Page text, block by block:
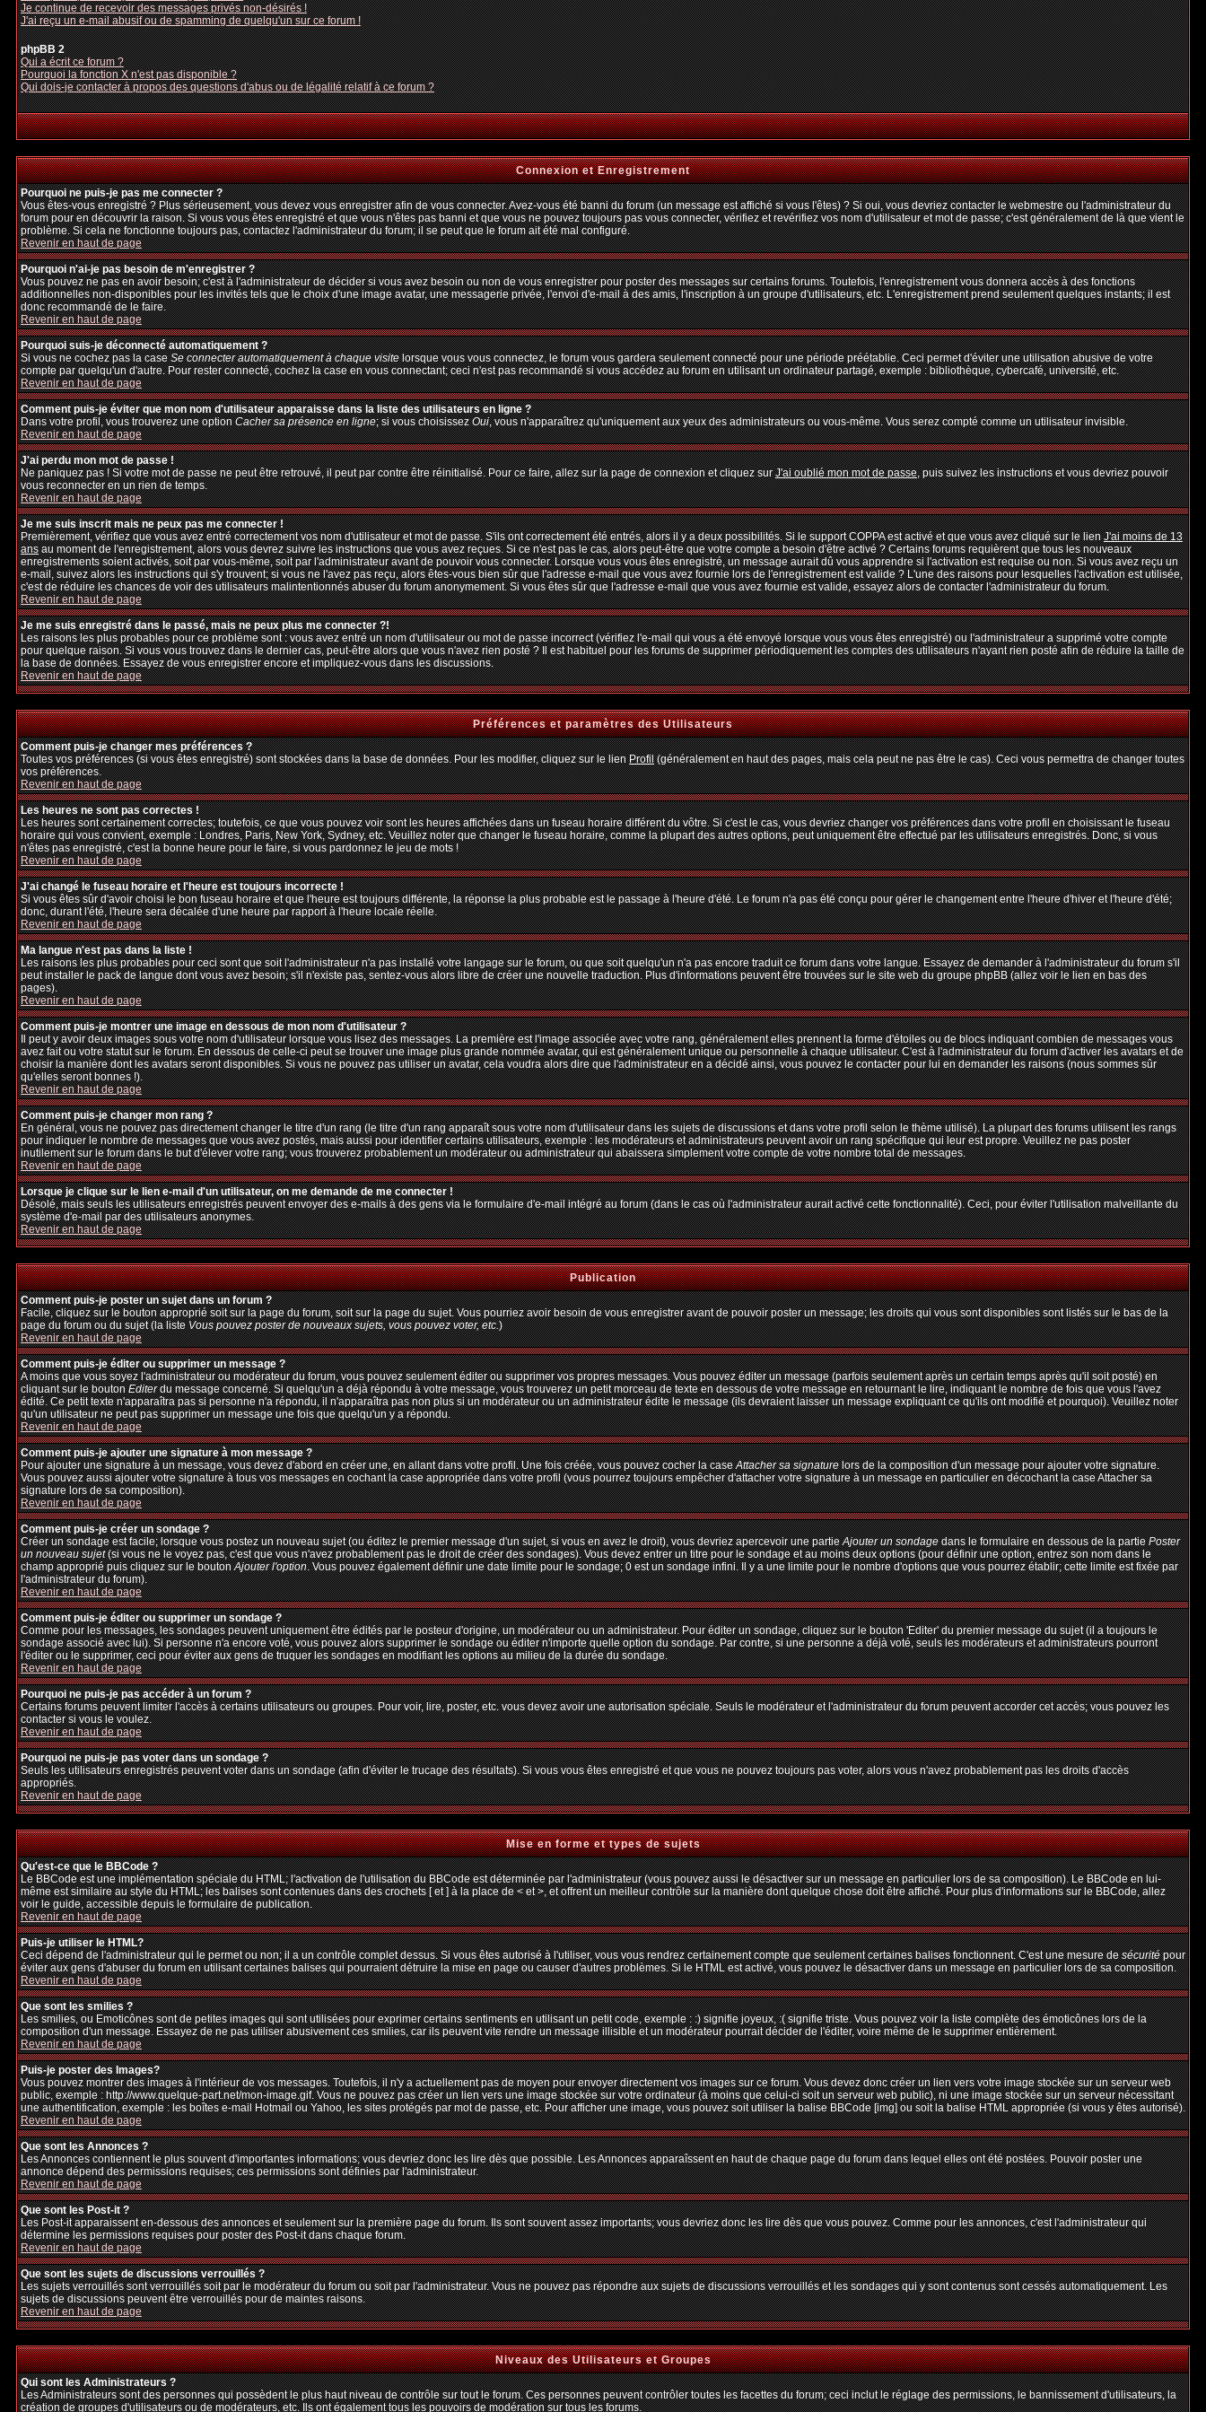
Je continue de recevoir des messages privés non-désirés !
J'ai reçu un e-mail abusif ou de spamming de quelqu'un sur ce forum !
phpBB 2
Qui a écrit ce forum ?
Pourquoi la fonction X n'est pas disponible ?
Qui dois-je contacter à propos des questions d'abus ou de légalité relatif à ce forum ?
Connexion et Enregistrement
Pourquoi ne puis-je pas me connecter ?
Vous êtes-vous enregistré ? Plus sérieusement, vous devez vous enregistrer afin de vous connecter. Avez-vous été banni du forum (un message est affiché si vous l'êtes) ? Si oui, vous devriez contacter le webmestre ou l'administrateur du
forum pour en découvrir la raison. Si vous vous êtes enregistré et que vous n'êtes pas banni et que vous ne pouvez toujours pas vous connecter, vérifiez et revérifiez vos nom d'utilisateur et mot de passe; c'est généralement de là que vient le
problème. Si cela ne fonctionne toujours pas, contactez l'administrateur du forum; il se peut que le forum ait été mal configuré.
Revenir en haut de page
Pourquoi n'ai-je pas besoin de m'enregistrer ?
Vous pouvez ne pas en avoir besoin; c'est à l'administrateur de décider si vous avez besoin ou non de vous enregistrer pour poster des messages sur certains forums. Toutefois, l'enregistrement vous donnera accès à des fonctions
additionnelles non-disponibles pour les invités tels que le choix d'une image avatar, une messagerie privée, l'envoi d'e-mail à des amis, l'inscription à un groupe d'utilisateurs, etc. L'enregistrement prend seulement quelques instants; il est
donc recommandé de le faire.
Revenir en haut de page
Pourquoi suis-je déconnecté automatiquement ?
Si vous ne cochez pas la caseSe connecter automatiquement à chaque visitelorsque vous vous connectez, le forum vous gardera seulement connecté pour une période préétablie. Ceci permet d'éviter une utilisation abusive de votre
compte par quelqu'un d'autre. Pour rester connecté, cochez la case en vous connectant; ceci n'est pas recommandé si vous accédez au forum en utilisant un ordinateur partagé, exemple : bibliothèque, cybercafé, université, etc.
Revenir en haut de page
Comment puis-je éviter que mon nom d'utilisateur apparaisse dans la liste des utilisateurs en ligne ?
Dans votre profil, vous trouverez une optionCacher sa présence en ligne; si vous choisissezOui, vous n'apparaîtrez qu'uniquement aux yeux des administrateurs ou vous-même. Vous serez compté comme un utilisateur invisible.
Revenir en haut de page
J'ai perdu mon mot de passe !
Ne paniquez pas ! Si votre mot de passe ne peut être retrouvé, il peut par contre être réinitialisé. Pour ce faire, allez sur la page de connexion et cliquez surJ'ai oublié mon mot de passe, puis suivez les instructions et vous devriez pouvoir
vous reconnecter en un rien de temps.
Revenir en haut de page
Je me suis inscrit mais ne peux pas me connecter !
Premièrement, vérifiez que vous avez entré correctement vos nom d'utilisateur et mot de passe. S'ils ont correctement été entrés, alors il y a deux possibilités. Si le support COPPA est activé et que vous avez cliqué sur le lienJ'ai moins de 13
ansau moment de l'enregistrement, alors vous devrez suivre les instructions que vous avez reçues. Si ce n'est pas le cas, alors peut-être que votre compte a besoin d'être activé ? Certains forums requièrent que tous les nouveaux
enregistrements soient activés, soit par vous-même, soit par l'administrateur avant de pouvoir vous connecter. Lorsque vous vous êtes enregistré, un message aurait dû vous apprendre si l'activation est requise ou non. Si vous avez reçu un
e-mail, suivez alors les instructions qui s'y trouvent; si vous ne l'avez pas reçu, alors êtes-vous bien sûr que l'adresse e-mail que vous avez fournie lors de l'enregistrement est valide ? L'une des raisons pour lesquelles l'activation est utilisée,
c'est de réduire les chances de voir des utilisateurs malintentionnés abuser du forum anonymement. Si vous êtes sûr que l'adresse e-mail que vous avez fournie est valide, essayez alors de contacter l'administrateur du forum.
Revenir en haut de page
Je me suis enregistré dans le passé, mais ne peux plus me connecter ?!
Les raisons les plus probables pour ce problème sont : vous avez entré un nom d'utilisateur ou mot de passe incorrect (vérifiez l'e-mail qui vous a été envoyé lorsque vous vous êtes enregistré) ou l'administrateur a supprimé votre compte
pour quelque raison. Si vous vous trouvez dans le dernier cas, peut-être alors que vous n'avez rien posté ? Il est habituel pour les forums de supprimer périodiquement les comptes des utilisateurs n'ayant rien posté afin de réduire la taille de
la base de données. Essayez de vous enregistrer encore et impliquez-vous dans les discussions.
Revenir en haut de page
Préférences et paramètres des Utilisateurs
Comment puis-je changer mes préférences ?
Toutes vos préférences (si vous êtes enregistré) sont stockées dans la base de données. Pour les modifier, cliquez sur le lienProfil(généralement en haut des pages, mais cela peut ne pas être le cas). Ceci vous permettra de changer toutes
vos préférences.
Revenir en haut de page
Les heures ne sont pas correctes !
Les heures sont certainement correctes; toutefois, ce que vous pouvez voir sont les heures affichées dans un fuseau horaire différent du vôtre. Si c'est le cas, vous devriez changer vos préférences dans votre profil en choisissant le fuseau
horaire qui vous convient, exemple : Londres, Paris, New York, Sydney, etc. Veuillez noter que changer le fuseau horaire, comme la plupart des autres options, peut uniquement être effectué par les utilisateurs enregistrés. Donc, si vous
n'êtes pas enregistré, c'est la bonne heure pour le faire, si vous pardonnez le jeu de mots !
Revenir en haut de page
J'ai changé le fuseau horaire et l'heure est toujours incorrecte !
Si vous êtes sûr d'avoir choisi le bon fuseau horaire et que l'heure est toujours différente, la réponse la plus probable est le passage à l'heure d'été. Le forum n'a pas été conçu pour gérer le changement entre l'heure d'hiver et l'heure d'été;
donc, durant l'été, l'heure sera décalée d'une heure par rapport à l'heure locale réelle.
Revenir en haut de page
Ma langue n'est pas dans la liste !
Les raisons les plus probables pour ceci sont que soit l'administrateur n'a pas installé votre langage sur le forum, ou que soit quelqu'un n'a pas encore traduit ce forum dans votre langue. Essayez de demander à l'administrateur du forum s'il
peut installer le pack de langue dont vous avez besoin; s'il n'existe pas, sentez-vous alors libre de créer une nouvelle traduction. Plus d'informations peuvent être trouvées sur le site web du groupe phpBB (allez voir le lien en bas des
pages).
Revenir en haut de page
Comment puis-je montrer une image en dessous de mon nom d'utilisateur ?
Il peut y avoir deux images sous votre nom d'utilisateur lorsque vous lisez des messages. La première est l'image associée avec votre rang, généralement elles prennent la forme d'étoiles ou de blocs indiquant combien de messages vous
avez fait ou votre statut sur le forum. En dessous de celle-ci peut se trouver une image plus grande nommée avatar, qui est généralement unique ou personnelle à chaque utilisateur. C'est à l'administrateur du forum d'activer les avatars et de
choisir la manière dont les avatars seront disponibles. Si vous ne pouvez pas utiliser un avatar, cela voudra alors dire que l'administrateur en a décidé ainsi, vous pouvez le contacter pour lui en demander les raisons (nous sommes sûr
qu'elles seront bonnes !).
Revenir en haut de page
Comment puis-je changer mon rang ?
En général, vous ne pouvez pas directement changer le titre d'un rang (le titre d'un rang apparaît sous votre nom d'utilisateur dans les sujets de discussions et dans votre profil selon le thème utilisé). La plupart des forums utilisent les rangs
pour indiquer le nombre de messages que vous avez postés, mais aussi pour identifier certains utilisateurs, exemple : les modérateurs et administrateurs peuvent avoir un rang spécifique qui leur est propre. Veuillez ne pas poster
inutilement sur le forum dans le but d'élever votre rang; vous trouverez probablement un modérateur ou administrateur qui abaissera simplement votre compte de votre nombre total de messages.
Revenir en haut de page
Lorsque je clique sur le lien e-mail d'un utilisateur, on me demande de me connecter !
Désolé, mais seuls les utilisateurs enregistrés peuvent envoyer des e-mails à des gens via le formulaire d'e-mail intégré au forum (dans le cas où l'administrateur aurait activé cette fonctionnalité). Ceci, pour éviter l'utilisation malveillante du
système d'e-mail par des utilisateurs anonymes.
Revenir en haut de page
Publication
Comment puis-je poster un sujet dans un forum ?
Facile, cliquez sur le bouton approprié soit sur la page du forum, soit sur la page du sujet. Vous pourriez avoir besoin de vous enregistrer avant de pouvoir poster un message; les droits qui vous sont disponibles sont listés sur le bas de la
page du forum ou du sujet (la listeVous pouvez poster de nouveaux sujets, vous pouvez voter, etc.)
Revenir en haut de page
Comment puis-je éditer ou supprimer un message ?
A moins que vous soyez l'administrateur ou modérateur du forum, vous pouvez seulement éditer ou supprimer vos propres messages. Vous pouvez éditer un message (parfois seulement après un certain temps après qu'il soit posté) en
cliquant sur le boutonEditerdu message concerné. Si quelqu'un a déjà répondu à votre message, vous trouverez un petit morceau de texte en dessous de votre message en retournant le lire, indiquant le nombre de fois que vous l'avez
édité. Ce petit texte n'apparaîtra pas si personne n'a répondu, il n'apparaîtra pas non plus si un modérateur ou un administrateur édite le message (ils devraient laisser un message expliquant ce qu'ils ont modifié et pourquoi). Veuillez noter
qu'un utilisateur ne peut pas supprimer un message une fois que quelqu'un y a répondu.
Revenir en haut de page
Comment puis-je ajouter une signature à mon message ?
Pour ajouter une signature à un message, vous devez d'abord en créer une, en allant dans votre profil. Une fois créée, vous pouvez cocher la caseAttacher sa signaturelors de la composition d'un message pour ajouter votre signature.
Vous pouvez aussi ajouter votre signature à tous vos messages en cochant la case appropriée dans votre profil (vous pourrez toujours empêcher d'attacher votre signature à un message en particulier en décochant la case Attacher sa
signature lors de sa composition).
Revenir en haut de page
Comment puis-je créer un sondage ?
Créer un sondage est facile; lorsque vous postez un nouveau sujet (ou éditez le premier message d'un sujet, si vous en avez le droit), vous devriez apercevoir une partieAjouter un sondagedans le formulaire en dessous de la partiePoster
un nouveau sujet(si vous ne le voyez pas, c'est que vous n'avez probablement pas le droit de créer des sondages). Vous devez entrer un titre pour le sondage et au moins deux options (pour définir une option, entrez son nom dans le
champ approprié puis cliquez sur le boutonAjouter l'option. Vous pouvez également définir une date limite pour le sondage; 0 est un sondage infini. Il y a une limite pour le nombre d'options que vous pourrez établir; cette limite est fixée par
l'administrateur du forum).
Revenir en haut de page
Comment puis-je éditer ou supprimer un sondage ?
Comme pour les messages, les sondages peuvent uniquement être édités par le posteur d'origine, un modérateur ou un administrateur. Pour éditer un sondage, cliquez sur le bouton 'Editer' du premier message du sujet (il a toujours le
sondage associé avec lui). Si personne n'a encore voté, vous pouvez alors supprimer le sondage ou éditer n'importe quelle option du sondage. Par contre, si une personne a déjà voté, seuls les modérateurs et administrateurs pourront
l'éditer ou le supprimer, ceci pour éviter aux gens de truquer les sondages en modifiant les options au milieu de la durée du sondage.
Revenir en haut de page
Pourquoi ne puis-je pas accéder à un forum ?
Certains forums peuvent limiter l'accès à certains utilisateurs ou groupes. Pour voir, lire, poster, etc. vous devez avoir une autorisation spéciale. Seuls le modérateur et l'administrateur du forum peuvent accorder cet accès; vous pouvez les
contacter si vous le voulez.
Revenir en haut de page
Pourquoi ne puis-je pas voter dans un sondage ?
Seuls les utilisateurs enregistrés peuvent voter dans un sondage (afin d'éviter le trucage des résultats). Si vous vous êtes enregistré et que vous ne pouvez toujours pas voter, alors vous n'avez probablement pas les droits d'accès
appropriés.
Revenir en haut de page
Mise en forme et types de sujets
Qu'est-ce que le BBCode ?
Le BBCode est une implémentation spéciale du HTML; l'activation de l'utilisation du BBCode est déterminée par l'administrateur (vous pouvez aussi le désactiver sur un message en particulier lors de sa composition). Le BBCode en lui-
même est similaire au style du HTML; les balises sont contenues dans des crochets [ et ] à la place de < et >, et offrent un meilleur contrôle sur la manière dont quelque chose doit être affiché. Pour plus d'informations sur le BBCode, allez
voir le guide, accessible depuis le formulaire de publication.
Revenir en haut de page
Puis-je utiliser le HTML?
Ceci dépend de l'administrateur qui le permet ou non; il a un contrôle complet dessus. Si vous êtes autorisé à l'utiliser, vous vous rendrez certainement compte que seulement certaines balises fonctionnent. C'est une mesure desécuritépour
éviter aux gens d'abuser du forum en utilisant certaines balises qui pourraient détruire la mise en page ou causer d'autres problèmes. Si le HTML est activé, vous pouvez le désactiver dans un message en particulier lors de sa composition.
Revenir en haut de page
Que sont les smilies ?
Les smilies, ou Emoticônes sont de petites images qui sont utilisées pour exprimer certains sentiments en utilisant un petit code, exemple : :) signifie joyeux, :( signifie triste. Vous pouvez voir la liste complète des émoticônes lors de la
composition d'un message. Essayez de ne pas utiliser abusivement ces smilies, car ils peuvent vite rendre un message illisible et un modérateur pourrait décider de l'éditer, voire même de le supprimer entièrement.
Revenir en haut de page
Puis-je poster des Images?
Vous pouvez montrer des images à l'intérieur de vos messages. Toutefois, il n'y a actuellement pas de moyen pour envoyer directement vos images sur ce forum. Vous devez donc créer un lien vers votre image stockée sur un serveur web
public, exemple : http://www.quelque-part.net/mon-image.gif. Vous ne pouvez pas créer un lien vers une image stockée sur votre ordinateur (à moins que celui-ci soit un serveur web public), ni une image stockée sur un serveur nécessitant
une authentification, exemple : les boîtes e-mail Hotmail ou Yahoo, les sites protégés par mot de passe, etc. Pour afficher une image, vous pouvez soit utiliser la balise BBCode [img] ou soit la balise HTML appropriée (si vous y êtes autorisé).
Revenir en haut de page
Que sont les Annonces ?
Les Annonces contiennent le plus souvent d'importantes informations; vous devriez donc les lire dès que possible. Les Annonces apparaîssent en haut de chaque page du forum dans lequel elles ont été postées. Pouvoir poster une
annonce dépend des permissions requises; ces permissions sont définies par l'administrateur.
Revenir en haut de page
Que sont les Post-it ?
Les Post-it apparaissent en-dessous des annonces et seulement sur la première page du forum. Ils sont souvent assez importants; vous devriez donc les lire dès que vous pouvez. Comme pour les annonces, c'est l'administrateur qui
détermine les permissions requises pour poster des Post-it dans chaque forum.
Revenir en haut de page
Que sont les sujets de discussions verrouillés ?
Les sujets verrouillés sont verrouillés soit par le modérateur du forum ou soit par l'administrateur. Vous ne pouvez pas répondre aux sujets de discussions verrouillés et les sondages qui y sont contenus sont cessés automatiquement. Les
sujets de discussions peuvent être verrouillés pour de maintes raisons.
Revenir en haut de page
Niveaux des Utilisateurs et Groupes
Qui sont les Administrateurs ?
Les Administrateurs sont des personnes qui possèdent le plus haut niveau de contrôle sur tout le forum. Ces personnes peuvent contrôler toutes les facettes du forum; ceci inclut le réglage des permissions, le bannissement d'utilisateurs, la
création de groupes d'utilisateurs ou de modérateurs, etc. Ils ont également tous les pouvoirs de modération sur tous les forums.